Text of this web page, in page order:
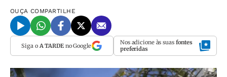
OUÇA COMPARTILHE
Siga o A TARDEno Google Nos adicione às suas fontes
preferidas